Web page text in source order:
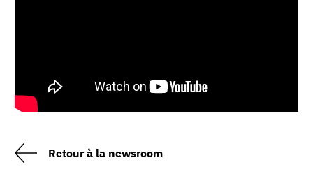
Retour à la newsroom